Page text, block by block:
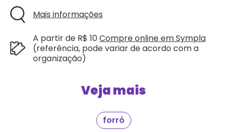
Mais informações
A partir de R$ 10Compre online em Sympla
(referência, pode variar de acordo com a
organização)
Veja mais
forró